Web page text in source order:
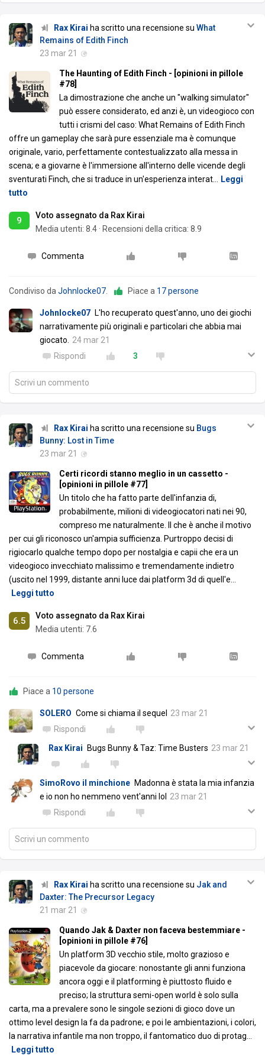
Rax Kirai ha scritto una recensione su What
Remains of Edith Finch
23 mar 21
The Haunting of Edith Finch - [opinioni in pillole
#78]
La dimostrazione che anche un "walking simulator"
può essere considerato, ed anzi è, un videogioco con
tutti i crismi del caso: What Remains of Edith Finch
offre un gameplay che sarà pure essenziale ma è comunque
originale, vario, perfettamente contestualizzato alla messa in
scena; e a giovarne è l'immersione all'interno delle vicende degli
sventurati Finch, che si traduce in un'esperienza interat
Leggi
tutto
9
Voto assegnato da Rax Kirai
Media utenti: 8.4 · Recensioni della critica: 8.9
Commenta
Condiviso da Johnlocke07 Piace a 17 persone
Johnlocke07 L'ho recuperato quest'anno, uno dei giochi
narrativamente più originali e particolari che abbia mai
giocato.
24 mar 21
Rispondi
3
Scrivi un commento
Rax Kirai ha scritto una recensione su Bugs
Bunny: Lost in Time
23 mar 21
Certi ricordi stanno meglio in un cassetto -
[opinioni in pillole #77]
Un titolo che ha fatto parte dell'infanzia di,
probabilmente, milioni di videogiocatori nati nei 90,
compreso me naturalmente. Il che è anche il motivo
per cui gli riconosco un'ampia sufficienza. Purtroppo decisi di
rigiocarlo qualche tempo dopo per nostalgia e capii che era un
videogioco invecchiato malissimo e tremendamente indietro
(uscito nel 1999, distante anni luce dai platform 3d di quell'e
Leggi tutto
6.5
Voto assegnato da Rax Kirai
Media utenti: 7.6
Commenta
Piace a 10 persone
SOLERO Come si chiama il sequel
23 mar 21
Rispondi
Rax Kirai
Bugs Bunny & Taz: Time Busters 23 mar 21
SimoRovo il minchione Madonna è stata la mia infanzia
e io non ho nemmeno vent'anni lol
23 mar 21
Rispondi
Scrivi un commento
Rax Kirai ha scritto una recensione su Jak and
Daxter: The Precursor Legacy
21 mar 21
Quando Jak & Daxter non faceva bestemmiare -
[opinioni in pillole #76]
Un platform 3D vecchio stile, molto grazioso e
piacevole da giocare: nonostante gli anni funziona
ancora oggi e il platforming è piuttosto fluido e
preciso; la struttura semi-open world è solo sulla
carta, ma a prevalere sono le singole sezioni di gioco dove un
ottimo level design la fa da padrone; e poi le ambientazioni, i colori,
la narrativa infantile ma non troppo, il fantomatico duo di protag
Leggi tutto